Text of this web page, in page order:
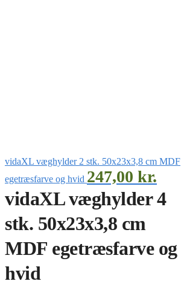
vidaXL væghylder 2 stk. 50x23x3,8 cm MDF
egetræsfarve og hvid 247,00 kr.
vidaXL væghylder 4
stk. 50x23x3,8 cm
MDF egetræsfarve og
hvid